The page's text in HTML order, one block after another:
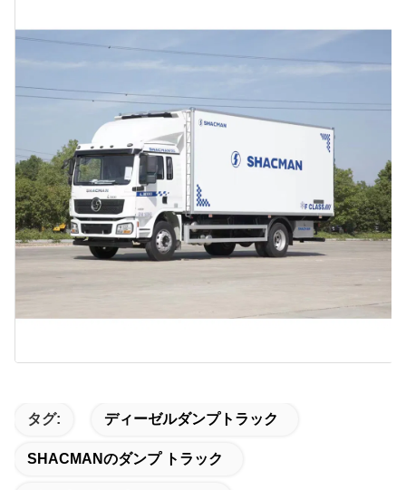
タグ: ディーゼルダンプトラック
SHACMANのダンプ トラック